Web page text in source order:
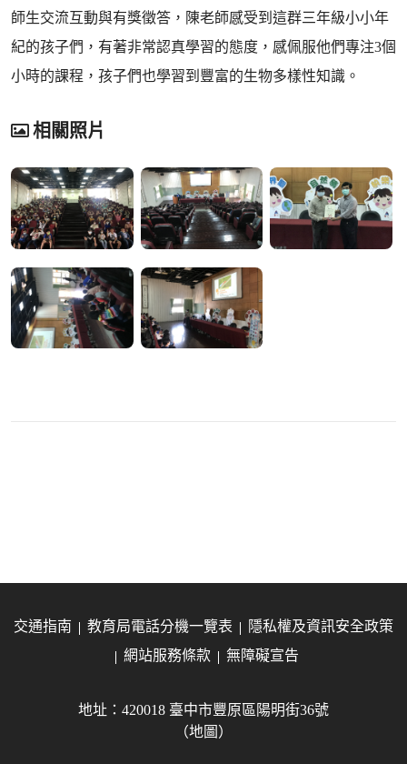
師生交流互動與有獎徵答，陳老師感受到這群三年級小小年
紀的孩子們，有著非常認真學習的態度，感佩服他們專注3個
小時的課程，孩子們也學習到豐富的生物多樣性知識。
相關照片
交通指南 教育局電話分機一覽表
隱私權及資訊安全政策
網站服務條款
無障礙宣告
地址：420018 臺中市豐原區陽明街36號
（地圖）